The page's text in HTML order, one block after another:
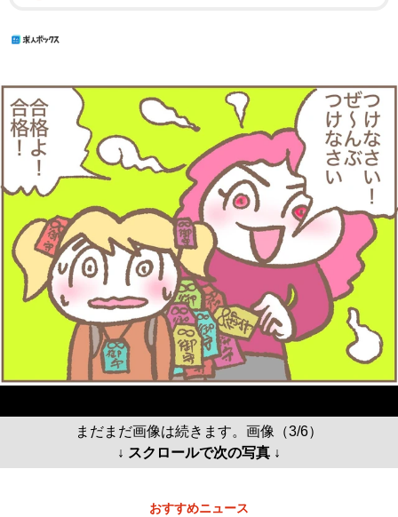
まだまだ画像は続きます。画像（3/6）
↓ スクロールで次の写真 ↓
おすすめニュース